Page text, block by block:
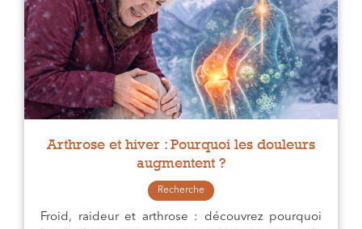
Arthrose et hiver : Pourquoi les douleurs
augmentent ?
Recherche
Froid, raideur et arthrose : découvrez pourquoi